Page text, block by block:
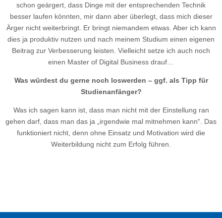
schon geärgert, dass Dinge mit der entsprechenden Technik
besser laufen könnten, mir dann aber überlegt, dass mich dieser
Ärger nicht weiterbringt. Er bringt niemandem etwas. Aber ich kann
dies ja produktiv nutzen und nach meinem Studium einen eigenen
Beitrag zur Verbesserung leisten. Vielleicht setze ich auch noch
einen Master of Digital Business drauf…
Was würdest du gerne noch loswerden – ggf. als Tipp für
Studienanfänger?
Was ich sagen kann ist, dass man nicht mit der Einstellung ran
gehen darf, dass man das ja „irgendwie mal mitnehmen kann“. Das
funktioniert nicht, denn ohne Einsatz und Motivation wird die
Weiterbildung nicht zum Erfolg führen.